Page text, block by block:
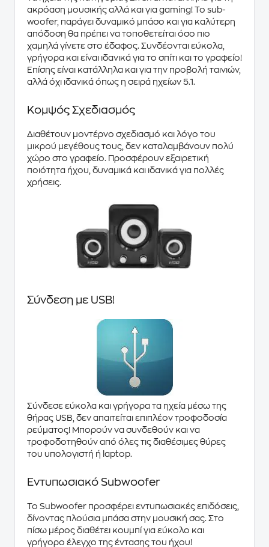
ακρόαση μουσικής αλλά και για gaming! To sub-
woofer, παράγει δυναμικό μπάσο και για καλύτερη
απόδοση θα πρέπει να τοποθετείται όσο πιο
χαμηλά γίνετε στο έδαφος. Συνδέονται εύκολα,
γρήγορα και είναι ιδανικά για το σπίτι και το γραφείο!
Επίσης είναι κατάλληλα και για την προβολή ταινιών,
αλλά όχι ιδανικά όπως η σειρά ηχείων 5.1.
Κομψός Σχεδιασμός
Διαθέτουν μοντέρνο σχεδιασμό και λόγο του
μικρού μεγέθους τους, δεν καταλαμβάνουν πολύ
χώρο στο γραφείο. Προσφέρουν εξαιρετική
ποιότητα ήχου, δυναμικά και ιδανικά για πολλές
χρήσεις.
Σύνδεση με USB!
Σύνδεσε εύκολα και γρήγορα τα ηχεία μέσω της
θήρας USB, δεν απαιτείται επιπλέον τροφοδοσία
ρεύματος! Μπορούν να συνδεθούν και να
τροφοδοτηθούν από όλες τις διαθέσιμες θύρες
του υπολογιστή ή laptop.
Εντυπωσιακό Subwoofer
Το Subwoofer προσφέρει εντυπωσιακές επιδόσεις,
δίνοντας πλούσια μπάσα στην μουσική σας. Στο
πίσω μέρος διαθέτει κουμπί για εύκολο και
γρήγορο έλεγχο της έντασης του ήχου!